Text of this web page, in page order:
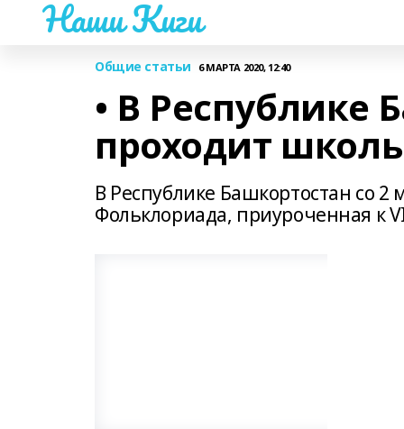
Наши Киги
Общие статьи 6 МАРТА 2020, 12:40
• В Республике
проходит
В Республике Башкортостан со
Фольклориада, приуроченная к